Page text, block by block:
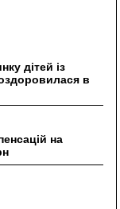
дітей із
в
на